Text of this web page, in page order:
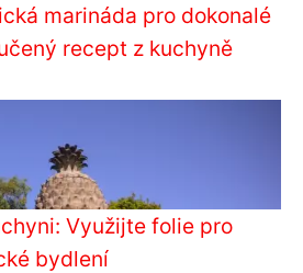
marináda pro dokonalé
recept z kuchyně
Využijte folie pro
bydlení